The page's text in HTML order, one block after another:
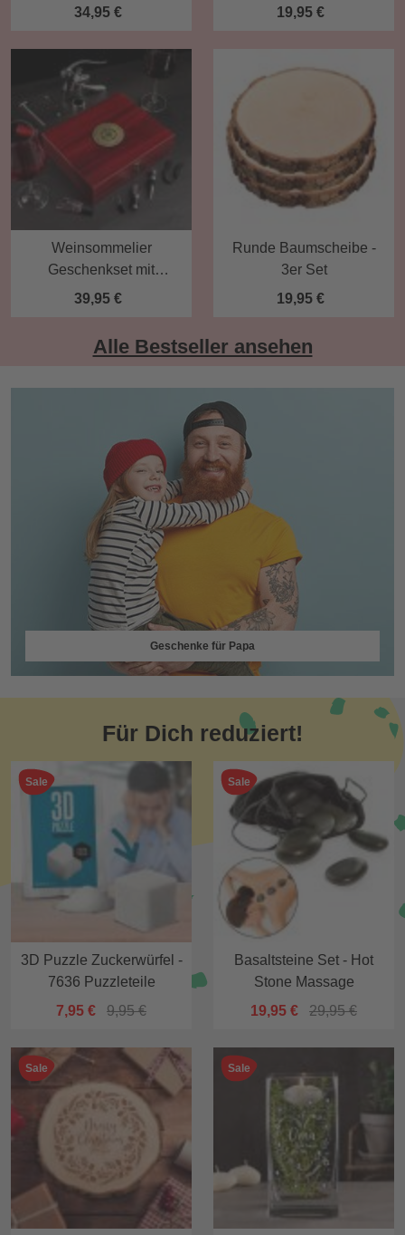
Papa
34,95 € 19,95 €
Weinsommelier
Geschenkset mit
Kompass Gravur - 10-
39,95 €
Runde Baumscheibe -
3er Set
19,95 €
Alle Bestseller ansehen
Geschenke für Papa
Für Dich reduziert!
Sale
3D Puzzle Zuckerwürfel -
7636 Puzzleteile
7,95 €
9,95 €
Sale
Basaltsteine Set - Hot
Stone Massage
19,95 €
29,95 €
Sale Sale